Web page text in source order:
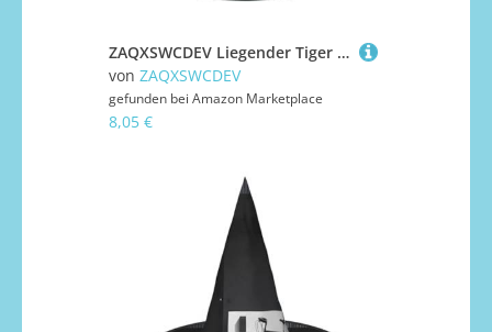
ZAQXSWCDEV Liegender Tiger Halloween Hut - Gruseliges Partykostüm-Accessoire mit Volldruck-Design - Leichter faltbarer Hexenhut für Halloween, Karneval, Maskerade & Rollenspiel-Events
von ZAQXSWCDEV
gefunden bei Amazon Marketplace
8,05 €